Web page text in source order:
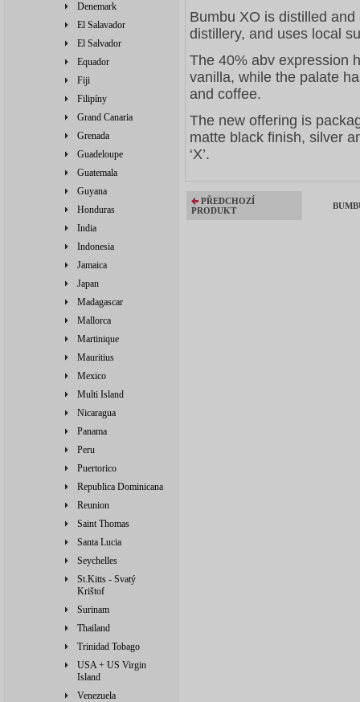
Denemark
El Salavador
El Salvador
Equador
Fiji
Filipíny
Grand Canaria
Grenada
Guadeloupe
Guatemala
Guyana
Honduras
India
Indonesia
Jamaica
Japan
Madagascar
Mallorca
Martinique
Mauritius
Mexico
Multi Island
Nicaragua
Panama
Peru
Puertorico
Republica Dominicana
Reunion
Saint Thomas
Santa Lucia
Seychelles
St.Kitts - Svatý
Krištof
Surinam
Thailand
Trinidad Tobago
USA + US Virgin
Island
Venezuela
Bumbu XO is distilled
distillery, and uses local
The 40% abv expression
vanilla, while the palate
and coffee.
The new offering is
matte black finish, silver
‘X’.
PŘEDCHOZÍ
PRODUKT